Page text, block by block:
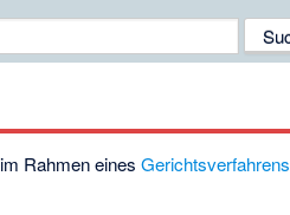
im Rahmen einesGerichtsverfahrens